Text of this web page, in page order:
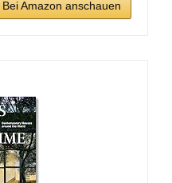
Bei Amazon anschauen